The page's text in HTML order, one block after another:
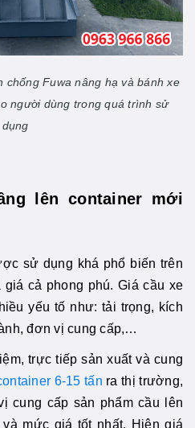
chống Fuwa nâng hạ và bánh xe
người dùng trong quá trình sử
dụng
lên container mới
sử dụng khá phổ biến trên
cả phong phú. Giá cầu xe
yếu tố như: tải trọng, kích
đơn vị cung cấp,…
trực tiếp sản xuất và cung
6-15 tấn ra thị trường,
cung cấp sản phẩm cầu lên
mức giá tốt nhất. Hiện giá